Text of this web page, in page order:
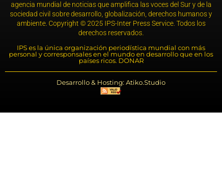
agencia mundial de noticias que amplifica las voces del Sur y de la
sociedad civil sobre desarrollo, globalización, derechos humanos y
ambiente. Copyright © 2025 IPS-Inter Press Service. Todos los
derechos reservados.
IPS es la única organización periodística mundial con más
personal y corresponsales en el mundo en desarrollo que en los
países ricos. DONAR
Desarrollo & Hosting: Atiko.Studio